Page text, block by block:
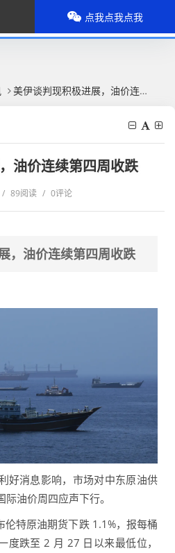
美伊谈判现积极进展，油价连续第四周收跌
油价连续第四周收跌
/ 89阅读 / 0评论
，油价连续第四周收跌
消息影响，市场对中东原油供
油价周四应声下行。
特原油期货下跌 1.1%，报每桶
度跌至 2 月 27 日以来最低位，
点我点我点我